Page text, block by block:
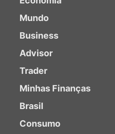
Mundo
Business
Advisor
Trader
Minhas Finanças
Brasil
Consumo